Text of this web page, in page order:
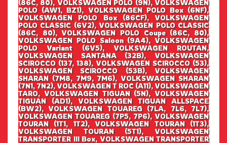
(86C, 80), VOLKSWAGEN POLO (9N), VOLKSWAGEN
POLO (AW1, BZ1), VOLKSWAGEN POLO Box (6NF),
VOLKSWAGEN POLO Box (86CF), VOLKSWAGEN
POLO CLASSIC (6V2), VOLKSWAGEN POLO CLASSIC
(86C, 80), VOLKSWAGEN POLO Coupe (86C, 80),
VOLKSWAGEN POLO Saloon (9A4), VOLKSWAGEN
POLO Variant (6V5), VOLKSWAGEN ROUTAN,
VOLKSWAGEN SANTANA (32B), VOLKSWAGEN
SCIROCCO (137, 138), VOLKSWAGEN SCIROCCO (53),
VOLKSWAGEN SCIROCCO (53B), VOLKSWAGEN
SHARAN (7M8, 7M9, 7M6), VOLKSWAGEN SHARAN
(7N1, 7N2), VOLKSWAGEN T ROC (A11), VOLKSWAGEN
TARO, VOLKSWAGEN TIGUAN (5N), VOLKSWAGEN
TIGUAN (AD1), VOLKSWAGEN TIGUAN ALLSPACE
(BW2), VOLKSWAGEN TOUAREG (7LA, 7L6, 7L7),
VOLKSWAGEN TOUAREG (7P5, 7P6), VOLKSWAGEN
TOURAN (1T1, 1T2), VOLKSWAGEN TOURAN (1T3),
VOLKSWAGEN TOURAN (5T1), VOLKSWAGEN
TRANSPORTER III Box, VOLKSWAGEN TRANSPORTER